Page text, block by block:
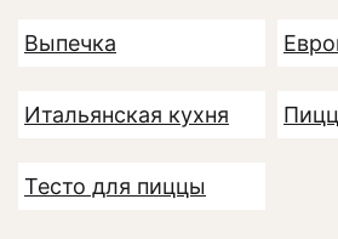
Выпечка
Итальянская кухня
Тесто для пиццы